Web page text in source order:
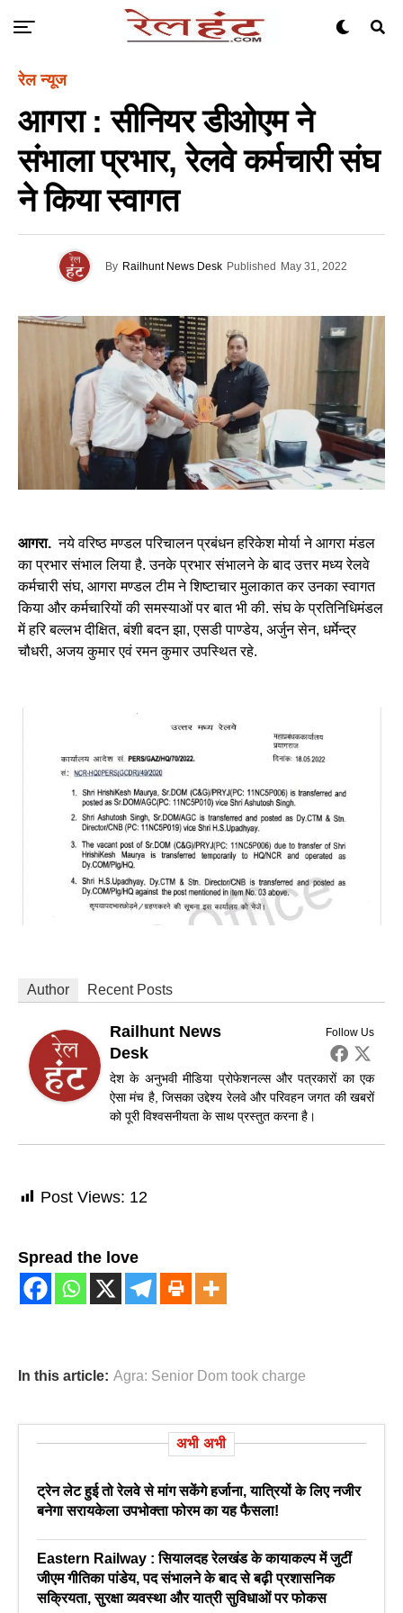
रेल न्यूज
आगरा : सीनियर डीओएम ने
संभाला प्रभार, रेलवे कर्मचारी संघ
ने किया स्वागत
By Railhunt News Desk Published May 31, 2022
आगरा. नये वरिष्ठ मण्डल परिचालन प्रबंधन हरिकेश मोर्या ने आगरा मंडल
का प्रभार संभाल लिया है. उनके प्रभार संभालने के बाद उत्तर मध्य रेलवे
कर्मचारी संघ, आगरा मण्डल टीम ने शिष्टाचार मुलाकात कर उनका स्वागत
किया और कर्मचारियों की समस्याओं पर बात भी की. संघ के प्रतिनिधिमंडल
में हरि बल्लभ दीक्षित, बंशी बदन झा, एसडी पाण्डेय, अर्जुन सेन, धर्मेन्द्र
चौधरी, अजय कुमार एवं रमन कुमार उपस्थित रहे.
Author Recent Posts
Follow Us
Railhunt News
Desk
देश के अनुभवी मीडिया प्रोफेशनल्स और पत्रकारों का एक
ऐसा मंच है, जिसका उद्देश्य रेलवे और परिवहन जगत की खबरों
को पूरी विश्वसनीयता के साथ प्रस्तुत करना है।
Post Views: 12
Spread the love
In this article: Agra: Senior Dom took charge
अभी अभी
ट्रेन लेट हुई तो रेलवे से मांग सकेंगे हर्जाना, यात्रियों के लिए नजीर
बनेगा सरायकेला उपभोक्ता फोरम का यह फैसला!
Eastern Railway : सियालदह रेलखंड के कायाकल्प में जुटीं
जीएम गीतिका पांडेय, पद संभालने के बाद से बढ़ी प्रशासनिक
सक्रियता, सुरक्षा व्यवस्था और यात्री सुविधाओं पर फोकस